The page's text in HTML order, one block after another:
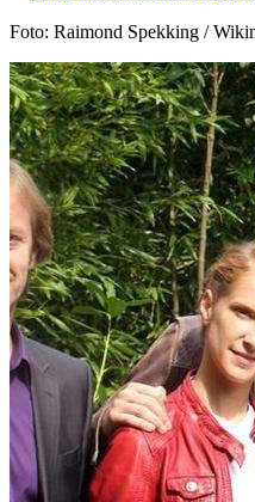
Foto: Raimond Spekking /